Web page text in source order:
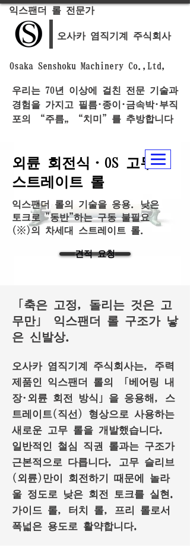
Osaka Senshoku Machinery Co.,Ltd,
익스팬더 롤 전문가
오사카 염직기계 주식회사
우리는 70년 이상에 걸친 전문 기술과
경험을 가지고 필름·종이·금속박·부직
포의 “주름„ “치미”를 추방합니다
외륜 회전식・OS 고무
스트레이트 롤
익스팬더 롤의 기술을 응용. 낮은
토크로 "동반"하는 구동 불필요
(※)의 차세대 스트레이트 롤.
견적 요청
「축은 고정, 돌리는 것은 고
무만」 익스팬더 롤 구조가 낳
은 신발상.
오사카 염직기계 주식회사는, 주력
제품인 익스팬더 롤의 「베어링 내
장·외륜 회전 방식」을 응용해, 스
트레이트(직선) 형상으로 사용하는
새로운 고무 롤을 개발했습니다.
일반적인 철심 직권 롤과는 구조가
근본적으로 다릅니다. 고무 슬리브
(외륜)만이 회전하기 때문에 놀라
울 정도로 낮은 회전 토크를 실현.
가이드 롤, 터치 롤, 프리 롤로서
폭넓은 용도로 활약합니다.